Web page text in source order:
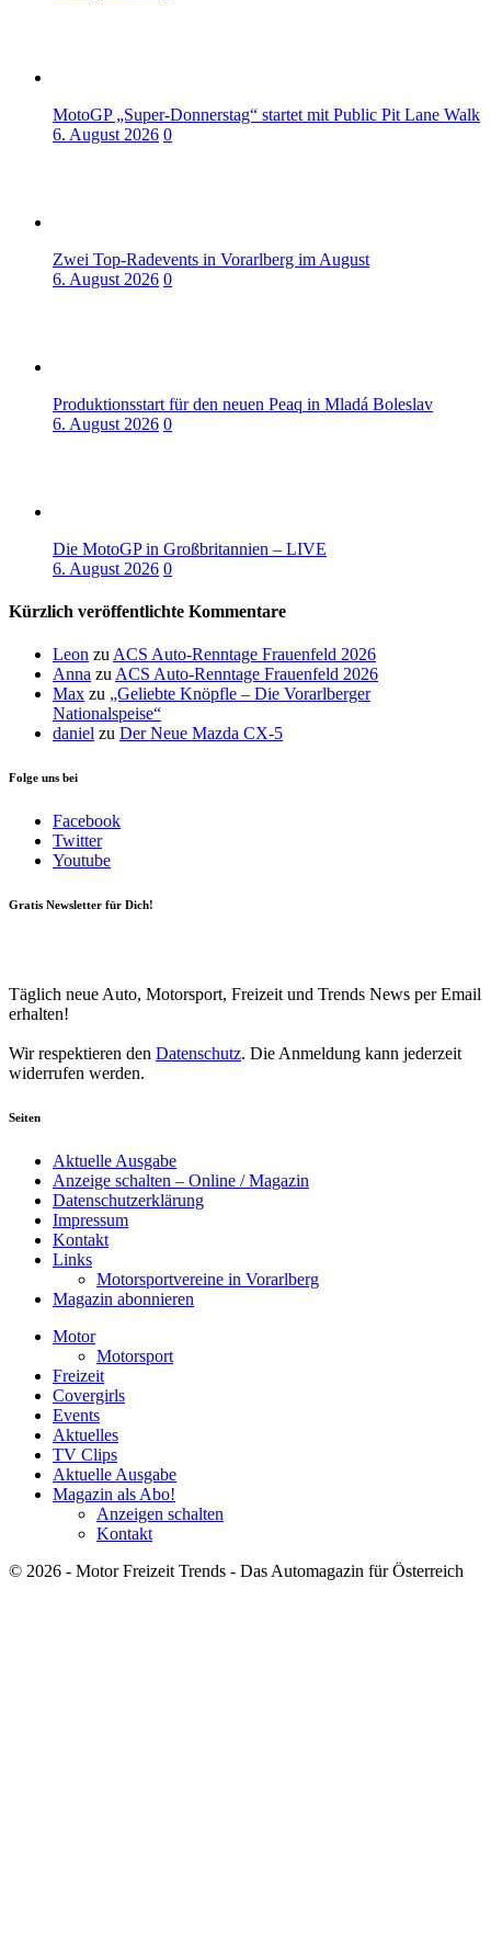
MotoGP „Super-Donnerstag“ startet mit Public Pit Lane Walk
6. August 2026 0
Zwei Top-Radevents in Vorarlberg im August
6. August 2026 0
Produktionsstart für den neuen Peaq in Mladá Boleslav
6. August 2026 0
Die MotoGP in Großbritannien – LIVE
6. August 2026 0
Kürzlich veröffentlichte Kommentare
Leon zu ACS Auto-Renntage Frauenfeld 2026
Anna zu ACS Auto-Renntage Frauenfeld 2026
Max zu „Geliebte Knöpfle – Die Vorarlberger
Nationalspeise“
daniel zu Der Neue Mazda CX-5
Folge uns bei
Facebook
Twitter
Youtube
Gratis Newsletter für Dich!
Täglich neue Auto, Motorsport, Freizeit und Trends News per Email
erhalten!
Wir respektieren den Datenschutz. Die Anmeldung kann jederzeit
widerrufen werden.
Seiten
Aktuelle Ausgabe
Anzeige schalten – Online / Magazin
Datenschutzerklärung
Impressum
Kontakt
Links
Motorsportvereine in Vorarlberg
Magazin abonnieren
Motor
Motorsport
Freizeit
Covergirls
Events
Aktuelles
TV Clips
Aktuelle Ausgabe
Magazin als Abo!
Anzeigen schalten
Kontakt
© 2026 - Motor Freizeit Trends - Das Automagazin für Österreich